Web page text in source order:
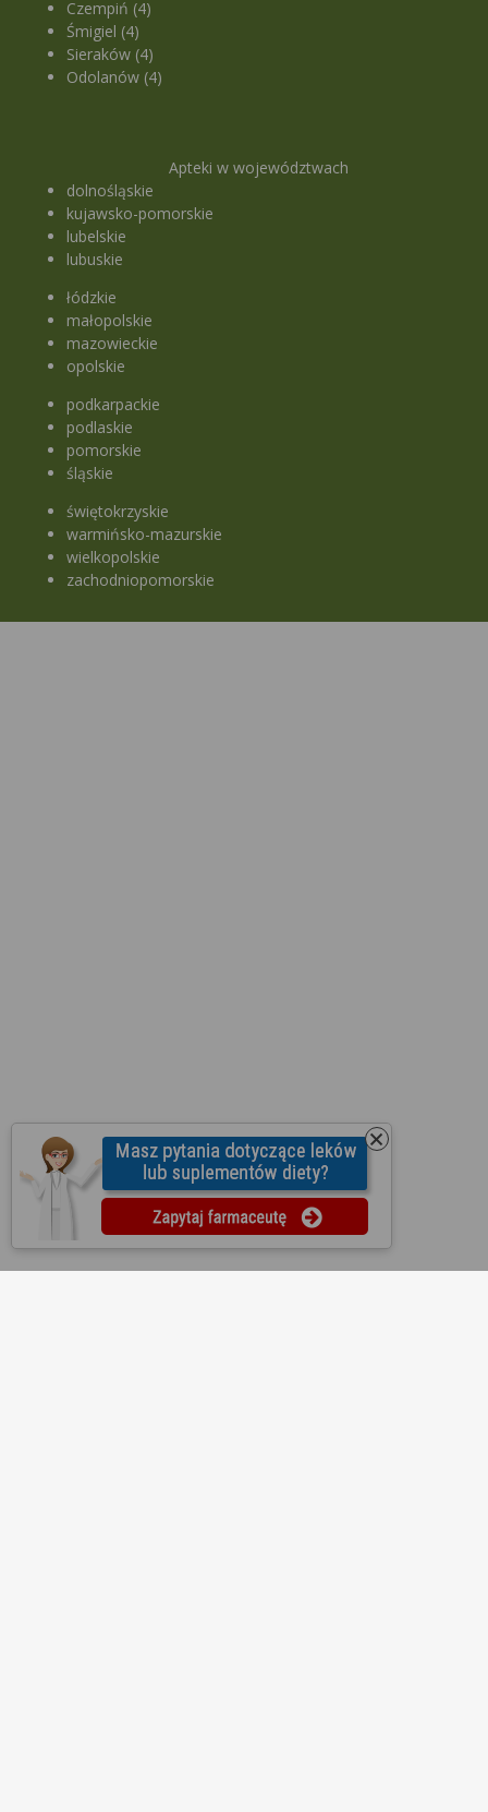
Czempiń (4)
Śmigiel (4)
Sieraków (4)
Odolanów (4)
Apteki w województwach
dolnośląskie
kujawsko-pomorskie
lubelskie
lubuskie
łódzkie
małopolskie
mazowieckie
opolskie
podkarpackie
podlaskie
pomorskie
śląskie
świętokrzyskie
warmińsko-mazurskie
wielkopolskie
zachodniopomorskie